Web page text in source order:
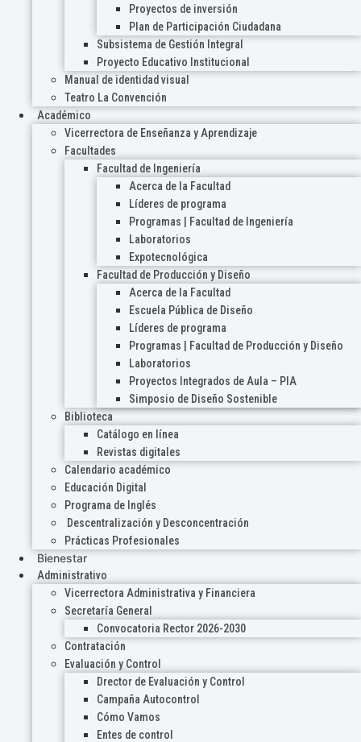
Proyectos de inversión
Plan de Participación Ciudadana
Subsistema de Gestión Integral
Proyecto Educativo Institucional
Manual de identidad visual
Teatro La Convención
Académico
Vicerrectora de Enseñanza y Aprendizaje
Facultades
Facultad de Ingeniería
Acerca de la Facultad
Líderes de programa
Programas | Facultad de Ingeniería
Laboratorios
Expotecnológica
Facultad de Producción y Diseño
Acerca de la Facultad
Escuela Pública de Diseño
Líderes de programa
Programas | Facultad de Producción y Diseño
Laboratorios
Proyectos Integrados de Aula – PIA
Simposio de Diseño Sostenible
Biblioteca
Catálogo en línea
Revistas digitales
Calendario académico
Educación Digital
Programa de Inglés
Descentralización y Desconcentración
Prácticas Profesionales
Bienestar
Administrativo
Vicerrectora Administrativa y Financiera
Secretaría General
Convocatoria Rector 2026-2030
Contratación
Evaluación y Control
Drector de Evaluación y Control
Campaña Autocontrol
Cómo Vamos
Entes de control